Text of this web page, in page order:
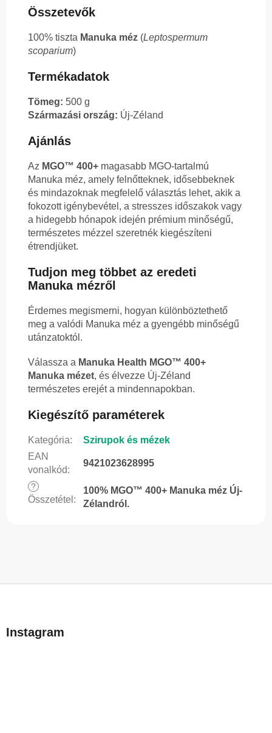
Összetevők
100% tiszta Manuka méz (Leptospermum
scoparium)
Termékadatok
Tömeg: 500 g
Származási ország: Új-Zéland
Ajánlás
Az MGO™ 400+ magasabb MGO-tartalmú
Manuka méz, amely felnőtteknek, idősebbeknek
és mindazoknak megfelelő választás lehet, akik a
fokozott igénybevétel, a stresszes időszakok vagy
a hidegebb hónapok idején prémium minőségű,
természetes mézzel szeretnék kiegészíteni
étrendjüket.
Tudjon meg többet az eredeti
Manuka mézről
Érdemes megismerni, hogyan különböztethető
meg a valódi Manuka méz a gyengébb minőségű
utánzatoktól.
Válassza a Manuka Health MGO™ 400+
Manuka mézet, és élvezze Új-Zéland
természetes erejét a mindennapokban.
Kiegészítő paraméterek
Kategória:
Szirupok és mézek
EAN
vonalkód:
9421023628995
?
Összetétel :
100% MGO™ 400+ Manuka méz Új-
Zélandról.
bInstagram